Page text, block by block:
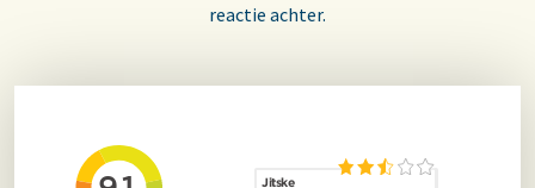
reactie achter.